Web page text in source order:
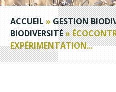
ACCUEIL»GESTION
BIODIVERSITÉ»
EXPÉRIMENTATION...